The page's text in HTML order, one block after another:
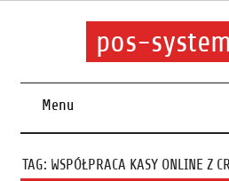
pos-
Menu
TAG: WSPÓŁPRACA KASY ONLINE Z